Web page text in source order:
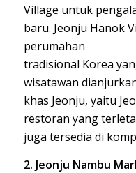
Village untuk
baru. Jeonju Hanok
perumahan
tradisional Korea
wisatawan
khas Jeonju, yaitu
restoran yang
juga tersedia di
2. Jeonju Nambu